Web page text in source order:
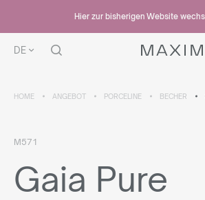
Hier zur bisherigen Website
DE
HOME ANGEBOT PORCELINE BECHER
M571
Gaia Pure